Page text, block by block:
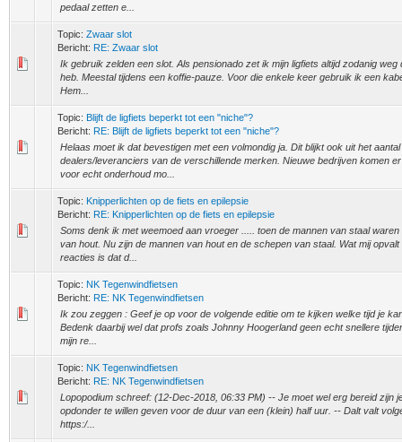
pedaal zetten e...
Topic: Zwaar slot
Bericht: RE: Zwaar slot
Ik gebruik zelden een slot. Als pensionado zet ik mijn ligfiets altijd zodanig weg
heb. Meestal tijdens een koffie-pauze. Voor die enkele keer gebruik ik een
Hem...
Topic: Blijft de ligfiets beperkt tot een "niche"?
Bericht: RE: Blijft de ligfiets beperkt tot een "niche"?
Helaas moet ik dat bevestigen met een volmondig ja. Dit blijkt ook uit het aantal
dealers/leveranciers van de verschillende merken. Nieuwe bedrijven komen
voor echt onderhoud mo...
Topic: Knipperlichten op de fiets en epilepsie
Bericht: RE: Knipperlichten op de fiets en epilepsie
Soms denk ik met weemoed aan vroeger ..... toen de mannen van staal
van hout. Nu zijn de mannen van hout en de schepen van staal. Wat mij
reacties is dat d...
Topic: NK Tegenwindfietsen
Bericht: RE: NK Tegenwindfietsen
Ik zou zeggen : Geef je op voor de volgende editie om te kijken welke tijd je
Bedenk daarbij wel dat profs zoals Johnny Hoogerland geen echt snellere
mijn re...
Topic: NK Tegenwindfietsen
Bericht: RE: NK Tegenwindfietsen
Lopopodium schreef: (12-Dec-2018, 06:33 PM) -- Je moet wel erg bereid zijn
opdonder te willen geven voor de duur van een (klein) half uur. -- Dalt valt
https:/...